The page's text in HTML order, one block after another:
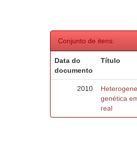
Conjunto de itens:
Data do
documento
Título
2010
genética
real